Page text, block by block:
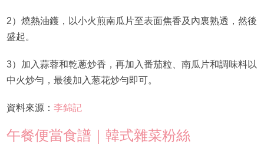
2）燒熱油鑊，以小火煎南瓜片至表面焦香及內裏熟透，然後
盛起。
3）加入蒜蓉和乾蔥炒香，再加入番茄粒、南瓜片和調味料以
中火炒勻，最後加入葱花炒勻即可。
資料來源： 李錦記
午餐便當食譜｜韓式雜菜粉絲